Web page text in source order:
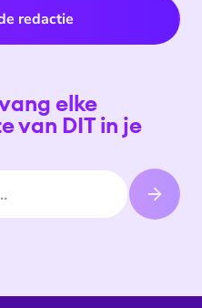
redactie
elke
van DIT in je